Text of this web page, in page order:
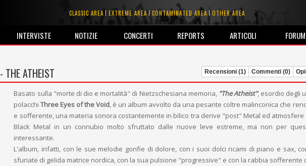
CLASSIC AREA EXTREME AREA CONTAMINATED AREA OTHER AREA
INTERVISTE NOTIZIE CONCERTI REPORTS ARTICOLI FORUM
- THE ATHEIST Recensioni (1) Commenti (0)
Basato sulla "morte di dio e mortalità" di Nietzschesiana memoria, "The Atheist", esordio degli
polacchiThree Eyes of the Void, è un album avvolto da una pesante coltre malinconica che
e sofferente, una materia sonora costantemente in bilico tra derive "post" Metal ed atmosfere
Black Metal in un connubio molto sfruttato dalle nuove leve estreme, ma non per
interessante.
L'album, infatti, con le sue melodie gonfie di dolore, con i suoi dolci ricami di piano e sax,
sfuriate di gelida matrice nordica, con la sua pulsione "progressive" e con la rabbia sofferente